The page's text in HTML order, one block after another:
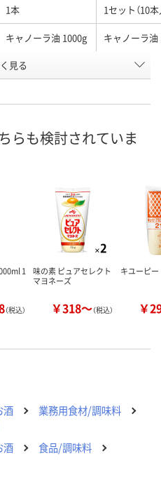
1本 1セット（10本
キャノーラ油 1000g キャノーラ油
EP81566 WRN0224
カゴへ カ
見る
らも検討されていま
1
（税込）
味の素 ピュアセレクト
マヨネーズ
￥318～（税込）
キユーピ
￥
酒
業務用食材/調味料
酒
食品/調味料